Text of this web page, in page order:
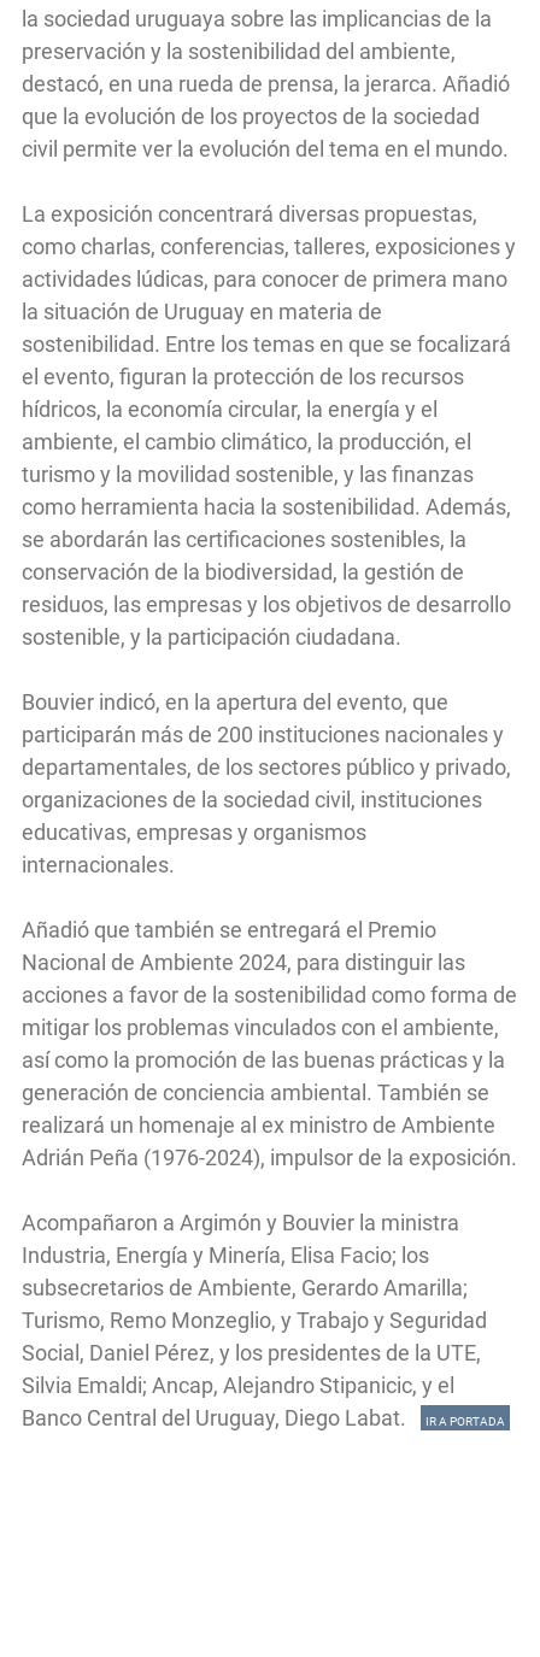
la sociedad uruguaya sobre las implicancias de la
preservación y la sostenibilidad del ambiente,
destacó, en una rueda de prensa, la jerarca. Añadió
que la evolución de los proyectos de la sociedad
civil permite ver la evolución del tema en el mundo.
La exposición concentrará diversas propuestas,
como charlas, conferencias, talleres, exposiciones y
actividades lúdicas, para conocer de primera mano
la situación de Uruguay en materia de
sostenibilidad. Entre los temas en que se focalizará
el evento, figuran la protección de los recursos
hídricos, la economía circular, la energía y el
ambiente, el cambio climático, la producción, el
turismo y la movilidad sostenible, y las finanzas
como herramienta hacia la sostenibilidad. Además,
se abordarán las certificaciones sostenibles, la
conservación de la biodiversidad, la gestión de
residuos, las empresas y los objetivos de desarrollo
sostenible, y la participación ciudadana.
Bouvier indicó, en la apertura del evento, que
participarán más de 200 instituciones nacionales y
departamentales, de los sectores público y privado,
organizaciones de la sociedad civil, instituciones
educativas, empresas y organismos
internacionales.
Añadió que también se entregará el Premio
Nacional de Ambiente 2024, para distinguir las
acciones a favor de la sostenibilidad como forma de
mitigar los problemas vinculados con el ambiente,
así como la promoción de las buenas prácticas y la
generación de conciencia ambiental. También se
realizará un homenaje al ex ministro de Ambiente
Adrián Peña (1976-2024), impulsor de la exposición.
Acompañaron a Argimón y Bouvier la ministra
Industria, Energía y Minería, Elisa Facio; los
subsecretarios de Ambiente, Gerardo Amarilla;
Turismo, Remo Monzeglio, y Trabajo y Seguridad
Social, Daniel Pérez, y los presidentes de la UTE,
Silvia Emaldi; Ancap, Alejandro Stipanicic, y el
Banco Central del Uruguay, Diego Labat.
IR A PORTADA